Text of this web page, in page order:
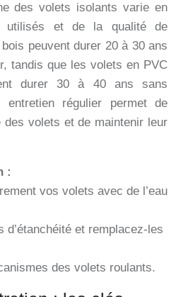
des volets isolants varie en
utilisés et de la qualité de
peuvent durer 20 à 30 ans
tandis que les volets en PVC
durer 30 à 40 ans sans
entretien régulier permet de
des volets et de maintenir leur
:
vos volets avec de l’eau
d’étanchéité et remplacez-les
des volets roulants.